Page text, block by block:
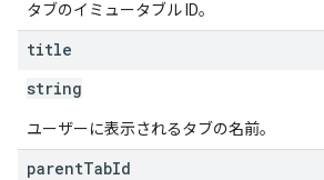
タブのイミュータブル ID。
title
string
ユーザーに表示されるタブの名前。
parentTabId